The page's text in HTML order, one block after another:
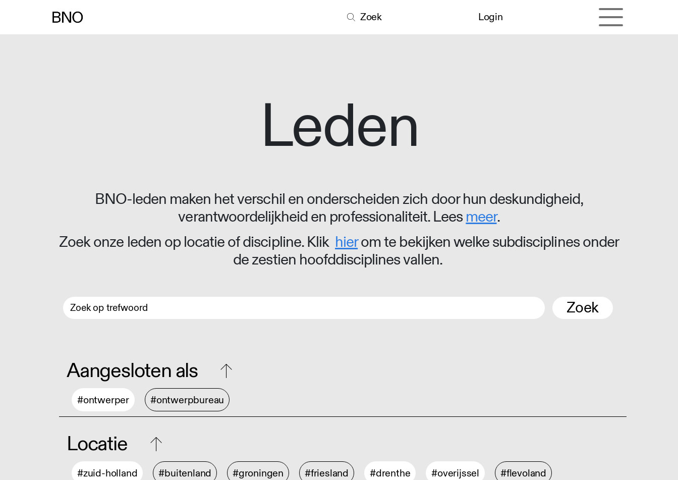
Zoek Login
Leden
BNO-leden maken het verschil en onderscheiden zich door hun deskundigheid,
verantwoordelijkheid en professionaliteit. Leesmeer.
Zoek onze leden op locatie of discipline. Klik hierom te bekijken welke subdisciplines onder
de zestien hoofddisciplines vallen.
Zoek
Aangesloten als
#ontwerper #ontwerpbureau
Locatie
#zuid-holland #buitenland #groningen #friesland #drenthe #overijssel #flevoland